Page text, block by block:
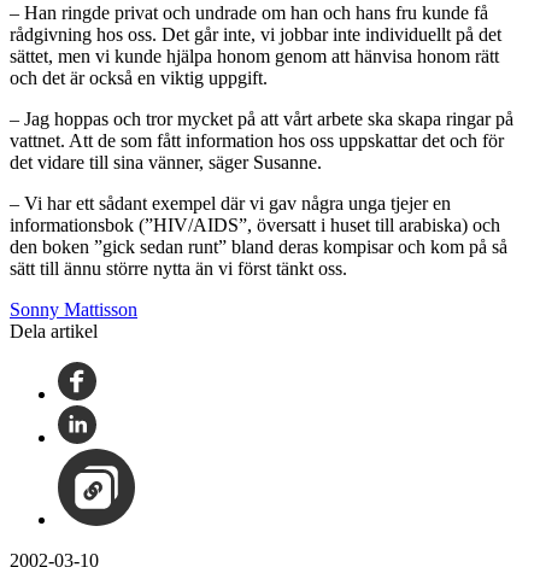
– Han ringde privat och undrade om han och hans fru kunde få
rådgivning hos oss. Det går inte, vi jobbar inte individuellt på det
sättet, men vi kunde hjälpa honom genom att hänvisa honom rätt
och det är också en viktig uppgift.
– Jag hoppas och tror mycket på att vårt arbete ska skapa ringar på
vattnet. Att de som fått information hos oss uppskattar det och för
det vidare till sina vänner, säger Susanne.
– Vi har ett sådant exempel där vi gav några unga tjejer en
informationsbok (”HIV/AIDS”, översatt i huset till arabiska) och
den boken ”gick sedan runt” bland deras kompisar och kom på så
sätt till ännu större nytta än vi först tänkt oss.
Sonny Mattisson
Dela artikel
2002-03-10